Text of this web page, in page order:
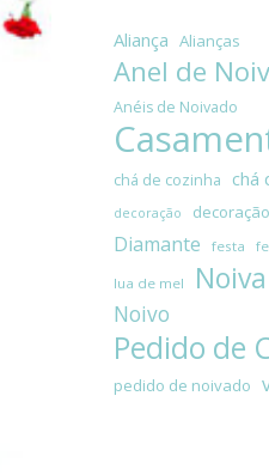
Aliança Alianças
Anel de
Anéis de Noivado
chá de cozinha chá
decoração
Diamante festa
lua de mel Noiva
Noivo
Pedido de
pedido de noivado